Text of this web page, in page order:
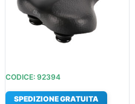
CODICE: 92394
SPEDIZIONE GRATUITA